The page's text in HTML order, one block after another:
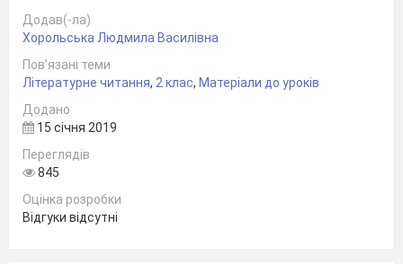
В) брат і
5.Від яких слів сина усе
змінилося?
В) « Доброго вечора!».
твору В. Сухомлинського «Гостини».
Мамам відчиняє _____________. До
Додав(-ла)
Хорольська Людмила Василівна
Пов’язані теми
Літературне читання, 2 клас, Матеріали до уроків
Додано
15 січня 2019
Переглядів
845
Оцінка розробки
Відгуки відсутні